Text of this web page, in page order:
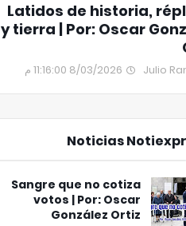
Latidos de historia,
y tierra | Por: Oscar
Julio 8/03/2026 11:16:00 م
Noticias
Sangre que no cotiza
votos | Por: Oscar
González Ortiz